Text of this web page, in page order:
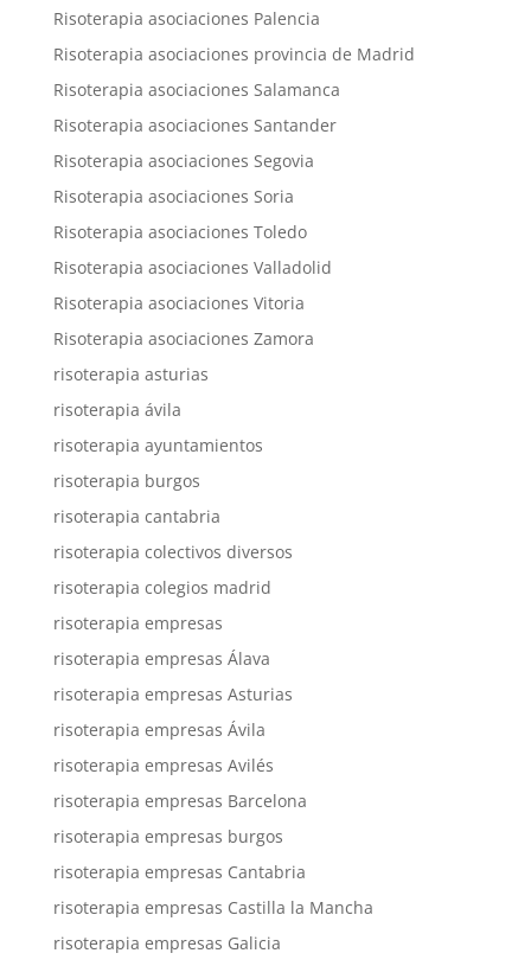
Risoterapia asociaciones Palencia
Risoterapia asociaciones provincia de Madrid
Risoterapia asociaciones Salamanca
Risoterapia asociaciones Santander
Risoterapia asociaciones Segovia
Risoterapia asociaciones Soria
Risoterapia asociaciones Toledo
Risoterapia asociaciones Valladolid
Risoterapia asociaciones Vitoria
Risoterapia asociaciones Zamora
risoterapia asturias
risoterapia ávila
risoterapia ayuntamientos
risoterapia burgos
risoterapia cantabria
risoterapia colectivos diversos
risoterapia colegios madrid
risoterapia empresas
risoterapia empresas Álava
risoterapia empresas Asturias
risoterapia empresas Ávila
risoterapia empresas Avilés
risoterapia empresas Barcelona
risoterapia empresas burgos
risoterapia empresas Cantabria
risoterapia empresas Castilla la Mancha
risoterapia empresas Galicia